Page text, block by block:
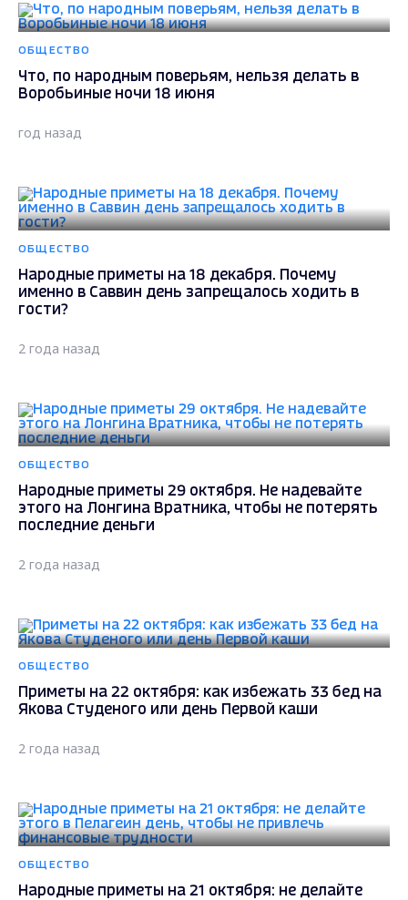
ОБЩЕСТВО
Что, по народным поверьям, нельзя делать в
Воробьиные ночи 18 июня
год назад
ОБЩЕСТВО
Народные приметы на 18 декабря. Почему
именно в Саввин день запрещалось ходить в
гости?
2 года назад
ОБЩЕСТВО
Народные приметы 29 октября. Не надевайте
этого на Лонгина Вратника, чтобы не потерять
последние деньги
2 года назад
ОБЩЕСТВО
Приметы на 22 октября: как избежать 33 бед на
Якова Студеного или день Первой каши
2 года назад
ОБЩЕСТВО
Народные приметы на 21 октября: не делайте